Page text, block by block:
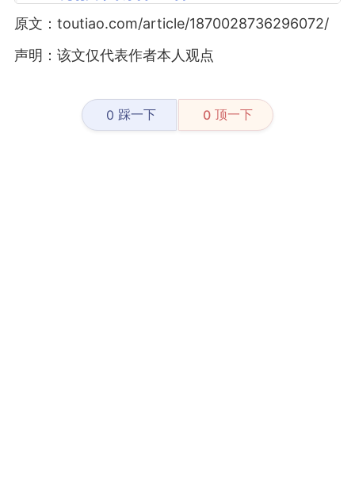
原文：toutiao.com/article/1870028736296072/
声明：该文仅代表作者本人观点
0 踩一下 0 顶一下